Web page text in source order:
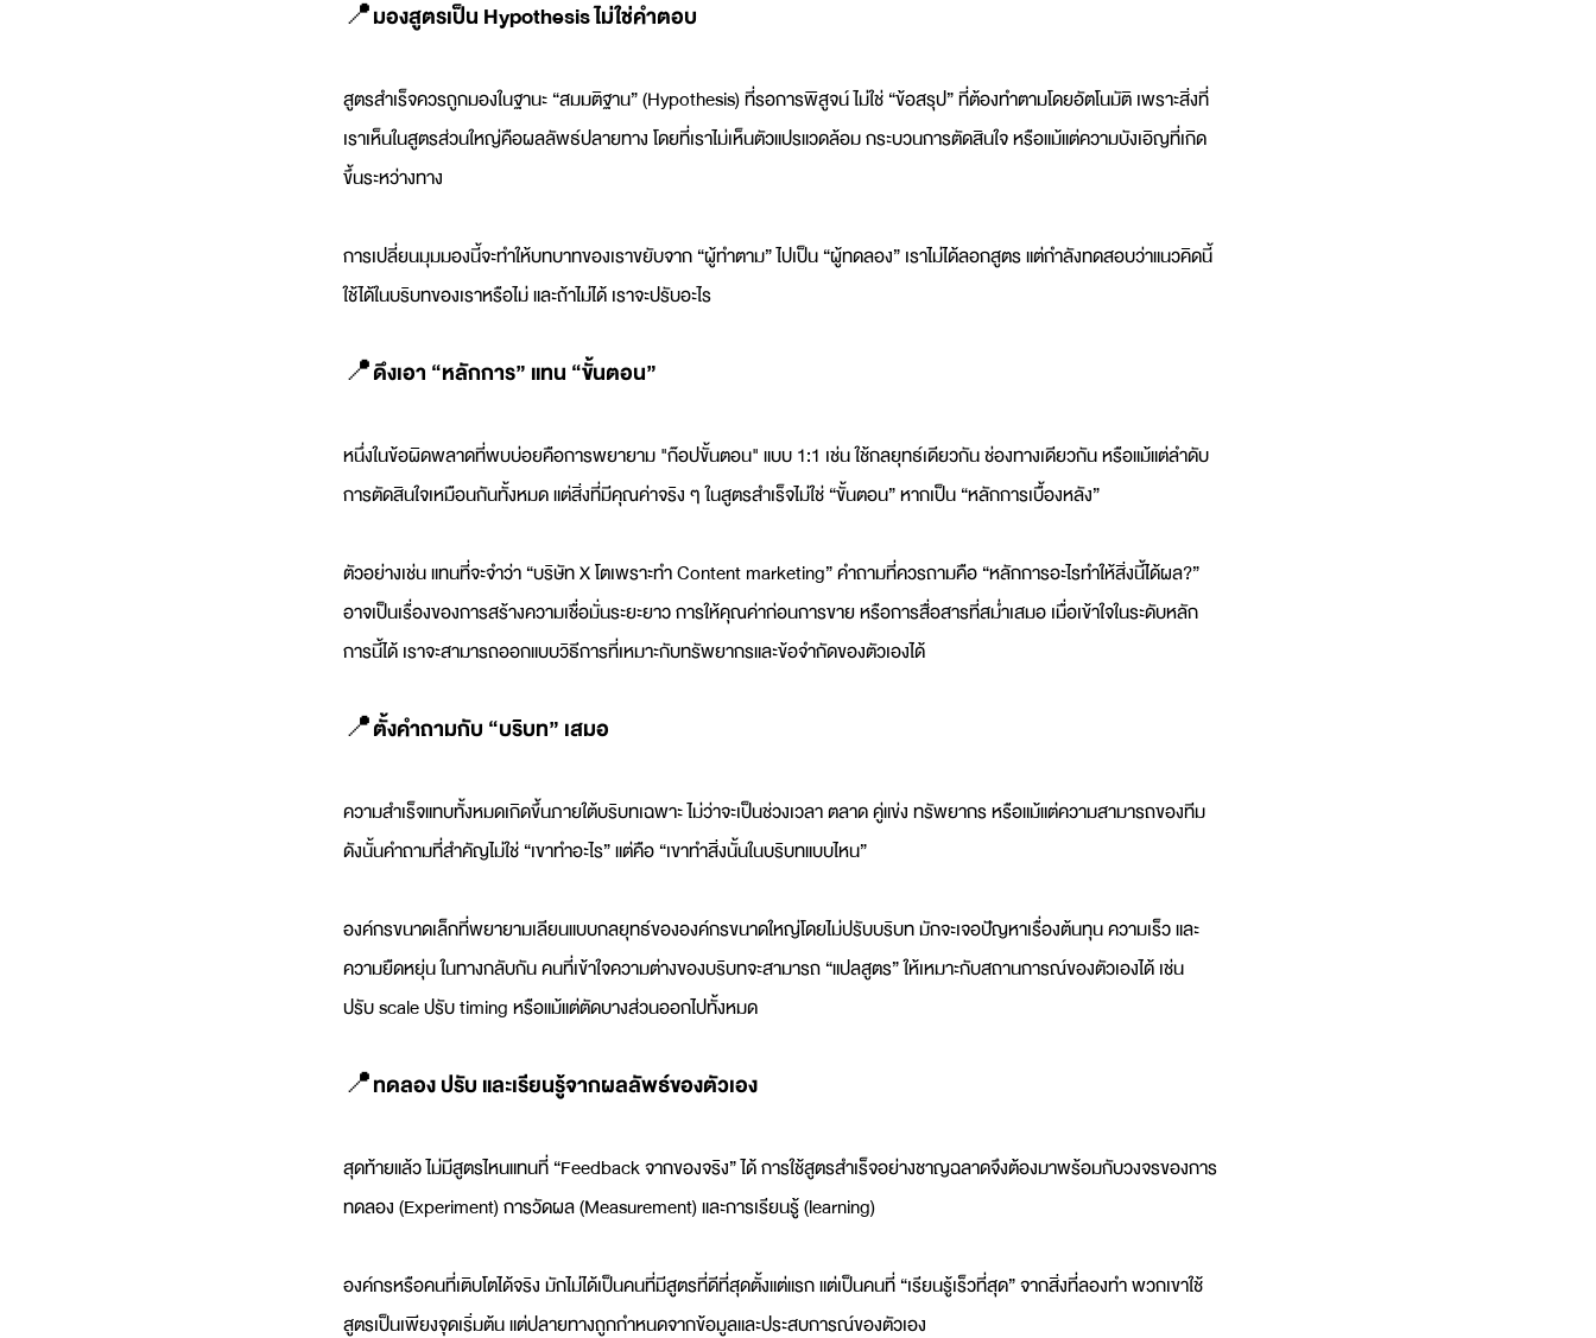
📍มองสูตรเป็น Hypothesis ไม่ใช่คำตอบ
สูตรสำเร็จควรถูกมองในฐานะ “สมมติฐาน” (Hypothesis) ที่รอการพิสูจน์ ไม่ใช่ “ข้อสรุป” ที่ต้องทำตามโดยอัตโนมัติ เพราะสิ่งที่
เราเห็นในสูตรส่วนใหญ่คือผลลัพธ์ปลายทาง โดยที่เราไม่เห็นตัวแปรแวดล้อม กระบวนการตัดสินใจ หรือแม้แต่ความบังเอิญที่เกิด
ขึ้นระหว่างทาง
การเปลี่ยนมุมมองนี้จะทำให้บทบาทของเราขยับจาก “ผู้ทำตาม” ไปเป็น “ผู้ทดลอง” เราไม่ได้ลอกสูตร แต่กำลังทดสอบว่าแนวคิดนี้
ใช้ได้ในบริบทของเราหรือไม่ และถ้าไม่ได้ เราจะปรับอะไร
📍ดึงเอา “หลักการ” แทน “ขั้นตอน”
หนึ่งในข้อผิดพลาดที่พบบ่อยคือการพยายาม "ก๊อปขั้นตอน" แบบ 1:1 เช่น ใช้กลยุทธ์เดียวกัน ช่องทางเดียวกัน หรือแม้แต่ลำดับ
การตัดสินใจเหมือนกันทั้งหมด แต่สิ่งที่มีคุณค่าจริง ๆ ในสูตรสำเร็จไม่ใช่ “ขั้นตอน” หากเป็น “หลักการเบื้องหลัง”
ตัวอย่างเช่น แทนที่จะจำว่า “บริษัท X โตเพราะทำ Content marketing” คำถามที่ควรถามคือ “หลักการอะไรทำให้สิ่งนี้ได้ผล?”
อาจเป็นเรื่องของการสร้างความเชื่อมั่นระยะยาว การให้คุณค่าก่อนการขาย หรือการสื่อสารที่สม่ำเสมอ เมื่อเข้าใจในระดับหลัก
การนี้ได้ เราจะสามารถออกแบบวิธีการที่เหมาะกับทรัพยากรและข้อจำกัดของตัวเองได้
📍ตั้งคำถามกับ “บริบท” เสมอ
ความสำเร็จแทบทั้งหมดเกิดขึ้นภายใต้บริบทเฉพาะ ไม่ว่าจะเป็นช่วงเวลา ตลาด คู่แข่ง ทรัพยากร หรือแม้แต่ความสามารถของทีม
ดังนั้นคำถามที่สำคัญไม่ใช่ “เขาทำอะไร” แต่คือ “เขาทำสิ่งนั้นในบริบทแบบไหน”
องค์กรขนาดเล็กที่พยายามเลียนแบบกลยุทธ์ขององค์กรขนาดใหญ่โดยไม่ปรับบริบท มักจะเจอปัญหาเรื่องต้นทุน ความเร็ว และ
ความยืดหยุ่น ในทางกลับกัน คนที่เข้าใจความต่างของบริบทจะสามารถ “แปลสูตร” ให้เหมาะกับสถานการณ์ของตัวเองได้ เช่น
ปรับ scale ปรับ timing หรือแม้แต่ตัดบางส่วนออกไปทั้งหมด
📍ทดลอง ปรับ และเรียนรู้จากผลลัพธ์ของตัวเอง
สุดท้ายแล้ว ไม่มีสูตรไหนแทนที่ “Feedback จากของจริง” ได้ การใช้สูตรสำเร็จอย่างชาญฉลาดจึงต้องมาพร้อมกับวงจรของการ
ทดลอง (Experiment) การวัดผล (Measurement) และการเรียนรู้ (learning)
องค์กรหรือคนที่เติบโตได้จริง มักไม่ได้เป็นคนที่มีสูตรที่ดีที่สุดตั้งแต่แรก แต่เป็นคนที่ “เรียนรู้เร็วที่สุด” จากสิ่งที่ลองทำ พวกเขาใช้
สูตรเป็นเพียงจุดเริ่มต้น แต่ปลายทางถูกกำหนดจากข้อมูลและประสบการณ์ของตัวเอง